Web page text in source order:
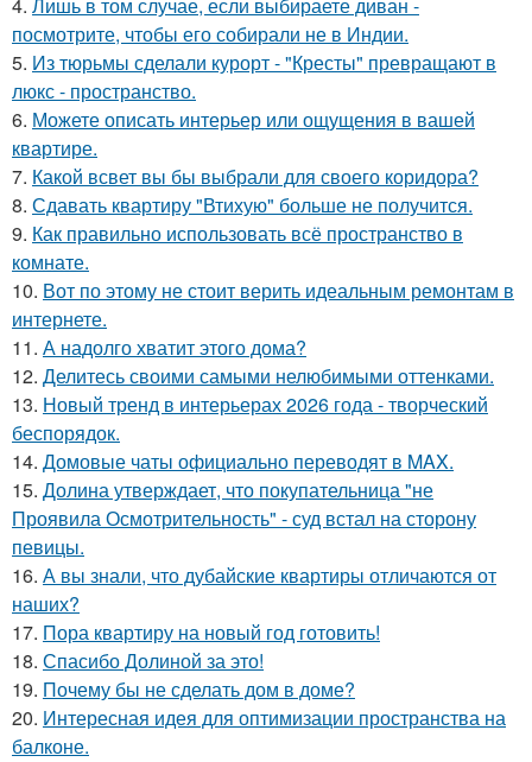
посмотрите, чтобы его собирали не в Индии.
5. Из тюрьмы сделали курорт - "Кресты" превращают в
люкс - пространство.
6. Можете описать интерьер или ощущения в вашей
квартире.
7. Какой всвет вы бы выбрали для своего коридора?
8. Сдавать квартиру "Втихую" больше не получится.
9. Как правильно использовать всё пространство в
комнате.
10. Вот по этому не стоит верить идеальным ремонтам в
интернете.
11. А надолго хватит этого дома?
12. Делитесь своими самыми нелюбимыми оттенками.
13. Новый тренд в интерьерах 2026 года - творческий
беспорядок.
14. Домовые чаты официально переводят в MAX.
15. Долина утверждает, что покупательница "не
Проявила Осмотрительность" - суд встал на сторону
певицы.
16. А вы знали, что дубайские квартиры отличаются от
наших?
17. Пора квартиру на новый год готовить!
18. Спасибо Долиной за это!
19. Почему бы не сделать дом в доме?
20. Интересная идея для оптимизации пространства на
балконе.